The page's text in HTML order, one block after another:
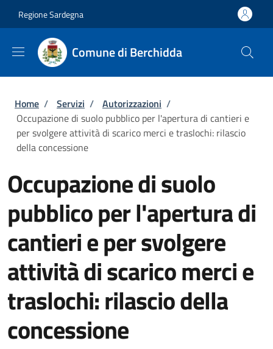
Regione Sardegna
Comune di Berchidda
Briciole di pane
Home / Servizi / Autorizzazioni /
Occupazione di suolo pubblico per l'apertura di cantieri e
per svolgere attività di scarico merci e traslochi: rilascio
della concessione
Occupazione di suolo
pubblico per l'apertura di
cantieri e per svolgere
attività di scarico merci e
traslochi: rilascio della
concessione